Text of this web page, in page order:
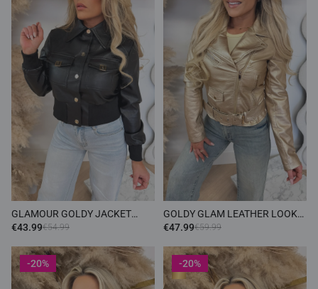
GLAMOUR GOLDY JACKET
4750 BLACK
€43.99€54.99
GOLDY GLAM LEATHER LOOK
JACKET 20501 GOLD
€47.99€59.99
-20% -20%